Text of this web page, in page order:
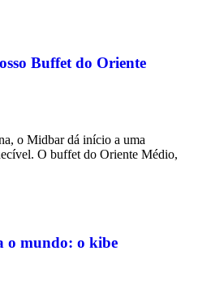
Buffet do Oriente
o Midbar dá início a uma
O buffet do Oriente Médio,
o mundo: o kibe